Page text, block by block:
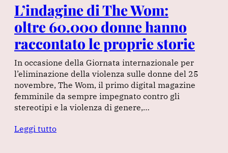
L’indagine di The Wom:
oltre 60.000 donne hanno
raccontato le proprie storie
In occasione della Giornata internazionale per
l’eliminazione della violenza sulle donne del 25
novembre, The Wom, il primo digital magazine
femminile da sempre impegnato contro gli
stereotipi e la violenza di genere,…
Leggi tutto